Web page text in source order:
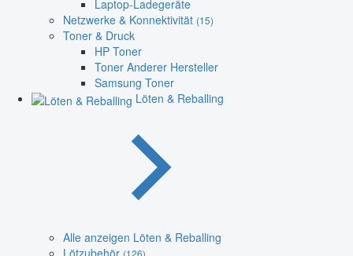
Laptop-Ladegeräte
Netzwerke & Konnektivität (15)
Toner & Druck
HP Toner
Toner Anderer Hersteller
Samsung Toner
Löten & Reballing
Alle anzeigen Löten & Reballing
Lötzubehör (126)